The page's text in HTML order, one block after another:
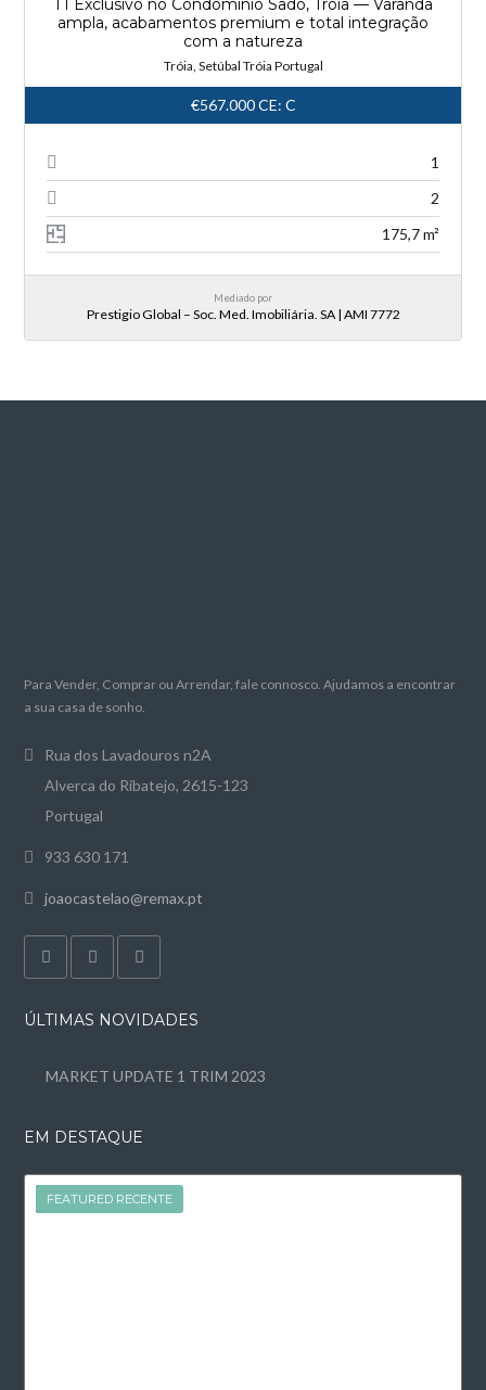
T1 Exclusivo no Condomínio Sado, Tróia — Varanda
ampla, acabamentos premium e total integração
com a natureza
Tróia, Setúbal Tróia Portugal
€567.000CE: C
1
2
175,7 m²
Mediado por
Prestigio Global – Soc. Med. Imobiliária. SA | AMI 7772
Para Vender, Comprar ou Arrendar, fale connosco. Ajudamos a encontrar
a sua casa de sonho.
Rua dos Lavadouros n2A
Alverca do Ribatejo, 2615-123
Portugal
933 630 171
joaocastelao@remax.pt
ÚLTIMAS NOVIDADES
MARKET UPDATE 1 TRIM 2023
EM DESTAQUE
FEATURED
FEATURED RECENTE